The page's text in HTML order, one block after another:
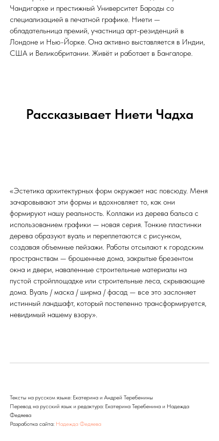
Чандигархе и престижный Университет Бароды со
специализацией в печатной графике. Ниети —
обладательница премий, участница арт-резиденций в
Лондоне и Нью-Йорке. Она активно выставляется в Индии,
США и Великобритании. Живёт и работает в Бангалоре.
Рассказывает Ниети Чадха
«Эстетика архитектурных форм окружает нас повсюду. Меня
зачаровывают эти формы и вдохновляет то, как они
формируют нашу реальность. Коллажи из дерева бальса с
использованием графики — новая серия. Тонкие пластинки
дерева образуют вуаль и переплетаются с рисунком,
создавая объемные пейзажи. Работы отсылают к городским
пространствам — брошенные дома, закрытые брезентом
окна и двери, наваленные строительные материалы на
пустой стройплощадке или строительные леса, скрывающие
дома. Вуаль / маска / ширма / фасад — все это заслоняет
истинный ландшафт, который постепенно трансформируется,
невидимый нашему взору».
Тексты на русском языке: Екатерина и Андрей Теребенины
Перевод на русский язык и редактура: Екатерина Теребенина и Надежда
Федяева
Разработка сайта: Надежда Федяева